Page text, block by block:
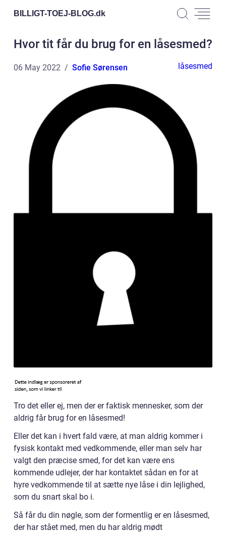
BILLIGT-TOEJ-BLOG.dk
Hvor tit får du brug for en låsesmed?
06 May 2022 Sofie Sørensen låsesmed
Tro det eller ej, men der er faktisk mennesker, som der
aldrig får brug for en låsesmed!
Eller det kan i hvert fald være, at man aldrig kommer i
fysisk kontakt med vedkommende, eller man selv har
valgt den præcise smed, for det kan være ens
kommende udlejer, der har kontaktet sådan en for at
hyre vedkommende til at sætte nye låse i din lejlighed,
som du snart skal bo i.
Så får du din nøgle, som der formentlig er en låsesmed,
der har stået med, men du har aldrig mødt